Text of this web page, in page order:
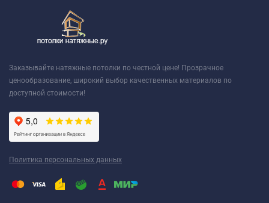
Заказывайте натяжные потолки по честной цене! Прозрачное
ценообразование, широкий выбор качественных материалов по
доступной стоимости!
Политика персональных данных